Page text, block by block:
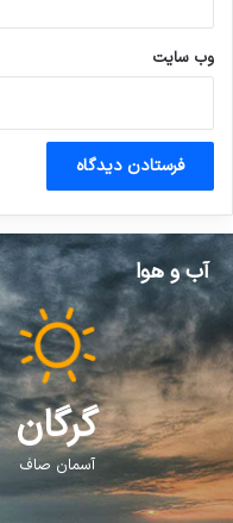
وب‌ سایت
آب و هوا
گرگان
آسمان صاف